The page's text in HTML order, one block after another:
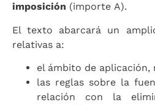
imposición (importe A).
El texto abarcará un
relativas a:
el ámbito de aplicación,
las reglas sobre la
relación con la